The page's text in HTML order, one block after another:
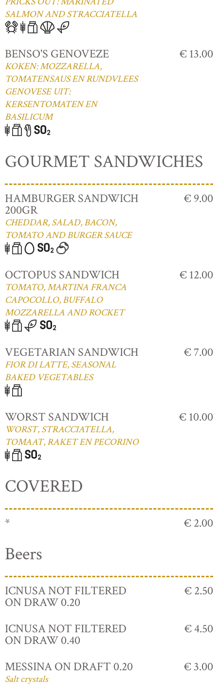
SALMON AND STRACCIATELLA
BENSO'S GENOVEZE
KOKEN: MOZZARELLA,
TOMATENSAUS EN RUNDVLEES
GENOVESE UIT:
KERSENTOMATEN EN
BASILICUM
€ 13.00
GOURMET SANDWICHES
HAMBURGER SANDWICH
200GR
CHEDDAR, SALAD, BACON,
TOMATO AND BURGER SAUCE
€ 9.00
OCTOPUS SANDWICH
TOMATO, MARTINA FRANCA
CAPOCOLLO, BUFFALO
MOZZARELLA AND ROCKET
€ 12.00
VEGETARIAN SANDWICH
FIOR DI LATTE, SEASONAL
BAKED VEGETABLES
€ 7.00
WORST SANDWICH
WORST, STRACCIATELLA,
TOMAAT, RAKET EN PECORINO
€ 10.00
COVERED
* € 2.00
Beers
ICNUSA NOT FILTERED
ON DRAW 0.20
€ 2.50
ICNUSA NOT FILTERED
ON DRAW 0.40
€ 4.50
MESSINA ON DRAFT 0.20
Salt crystals
€ 3.00